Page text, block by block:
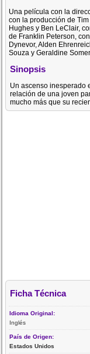
Una película con la
con la producción de
Hughes y Ben LeClair,
de Franklin Peterson,
Dynevor, Alden
Souza y Geraldine
Sinopsis
Un ascenso inesperado
relación de una joven
mucho más que su
Ficha Técnica
Idioma Original:
Inglés
País de Origen:
Estados Unidos